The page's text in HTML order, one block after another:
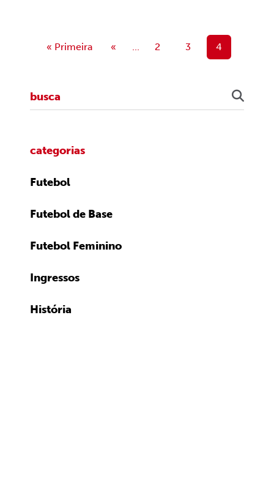
« Primeira « ... 2 3 4
categorias
Futebol
Futebol de Base
Futebol Feminino
Ingressos
História